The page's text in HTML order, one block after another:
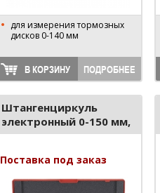
для измерения тормозных
дисков 0-140 мм
В КОРЗИНУ ПОДРОБНЕЕ
Штангенциркуль
электронный 0-150 мм,
CAL6EA
Поставка под заказ